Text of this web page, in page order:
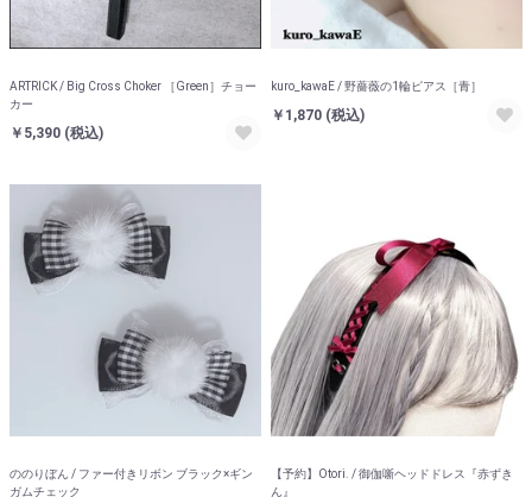
ARTRICK / Big Cross Choker ［Green］チョー
カー
￥5,390 (税込)
kuro_kawaE / 野薔薇の1輪ピアス［青］
￥1,870 (税込)
ののりぼん / ファー付きリボン ブラック×ギン
ガムチェック
【予約】Otori. / 御伽噺ヘッドドレス『赤ずき
ん』